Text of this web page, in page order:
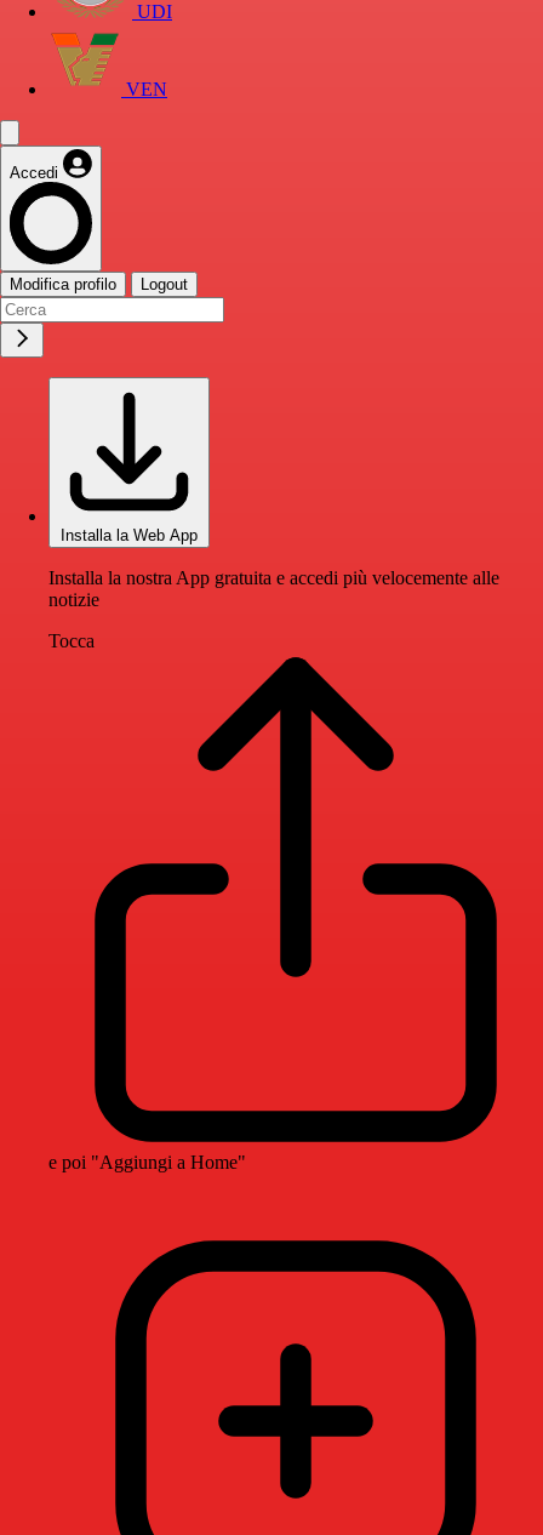
UDI
VEN
Accedi
Modifica profilo Logout
Installa la Web App
Installa la nostra App gratuita e accedi più velocemente alle
notizie
Tocca
e poi "Aggiungi a Home"